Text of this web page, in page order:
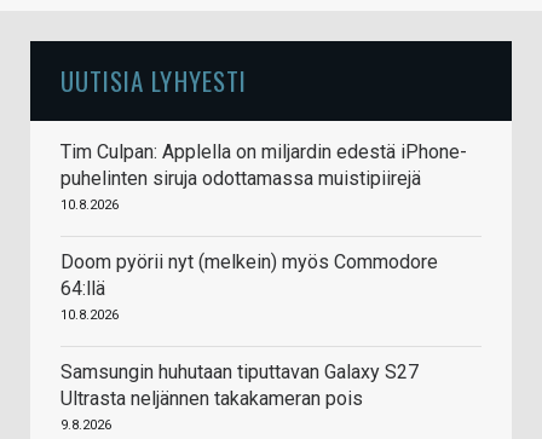
UUTISIA LYHYESTI
Tim Culpan: Applella on miljardin edestä iPhone-
puhelinten siruja odottamassa muistipiirejä
10.8.2026
Doom pyörii nyt (melkein) myös Commodore
64:llä
10.8.2026
Samsungin huhutaan tiputtavan Galaxy S27
Ultrasta neljännen takakameran pois
9.8.2026